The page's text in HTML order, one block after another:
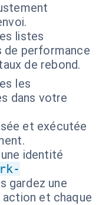
listes
de performance
de rebond.
les
dans votre
et exécutée
identité
gardez une
et chaque